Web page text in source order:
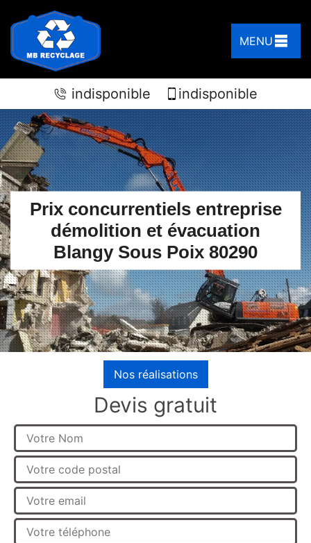
MENU
indisponible indisponible
Prix concurrentiels entreprise
démolition et évacuation
Blangy Sous Poix 80290
Nos réalisations
Devis gratuit